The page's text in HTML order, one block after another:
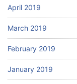
April 2019
March 2019
February 2019
January 2019